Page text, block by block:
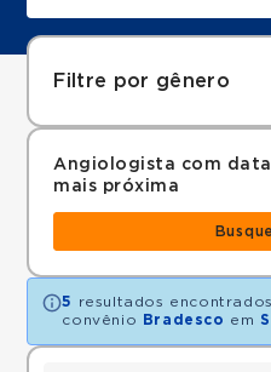
Filtre por gênero
Angiologista com
mais próxima
5 resultados
convênio
Bradesco em